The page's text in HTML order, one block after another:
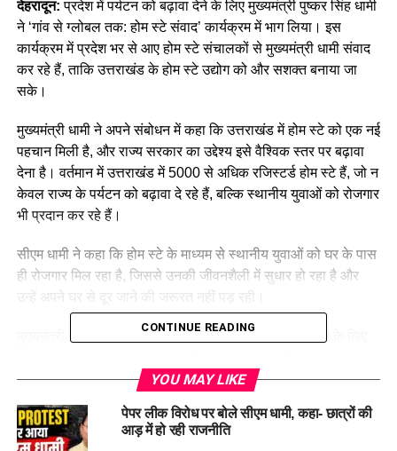
देहरादून: प्रदेश में पर्यटन को बढ़ावा देने के लिए मुख्यमंत्री पुष्कर सिंह धामी
ने ‘गांव से ग्लोबल तक: होम स्टे संवाद’ कार्यक्रम में भाग लिया। इस
कार्यक्रम में प्रदेश भर से आए होम स्टे संचालकों से मुख्यमंत्री धामी संवाद
कर रहे हैं, ताकि उत्तराखंड के होम स्टे उद्योग को और सशक्त बनाया जा
सके।
मुख्यमंत्री धामी ने अपने संबोधन में कहा कि उत्तराखंड में होम स्टे को एक नई
पहचान मिली है, और राज्य सरकार का उद्देश्य इसे वैश्विक स्तर पर बढ़ावा
देना है। वर्तमान में उत्तराखंड में 5000 से अधिक रजिस्टर्ड होम स्टे हैं, जो न
केवल राज्य के पर्यटन को बढ़ावा दे रहे हैं, बल्कि स्थानीय युवाओं को रोजगार
भी प्रदान कर रहे हैं।
सीएम धामी ने कहा कि होम स्टे के माध्यम से स्थानीय युवाओं को घर के पास
ही रोजगार मिल रहा है, जिससे उनकी जीवनशैली में सुधार हो रहा है और
मुख्यमंत्री ने कहा कि सरकार इस क्षेत्र को और प्रोत्साहित करने के लिए
स्थापित करेगी।
#CMDhami #
HomeStayProgram
#TourisminUttarakhand # LocalEmployment
CONTINUE READING
YOU MAY LIKE
पेपर लीक विरोध पर बोले सीएम धामी, कहा- छात्रों की
आड़ में हो रही राजनीति